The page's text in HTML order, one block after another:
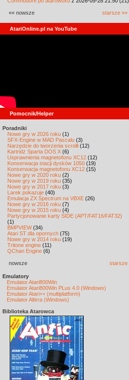
«« nowsze starsze »»
AtariOnline.pl na YouTube
Pomocnik/Helper
Poradniki
Nowe gry w 2026 roku (1)
SFX-Engine w MAD Pascalu (3)
Narzędzie do tworzenia scrolli (12)
Kartridż Sparta DOS X (6)
Usprawnienia magnetofonu XC12 (12)
Konserwacja stacji dysków 1050 (19)
Konserwacja magnetofonu XC12 (15)
Nowe gry w 2020 roku (2)
Nowe gry w 2019 roku (35)
Nowe gry w 2017 roku (3)
Larek pokazuje (40)
Emulacja ZX Spectrum na VBXE (26)
Nowe gry w 2016 roku (7)
Nowe gry w 2015 roku (4)
Partycjonowanie karty SIDE (APT/FAT16/FAT32)
(1)
BMPVIEW(34)
Atari ST dla opornych (75)
Nowe gry w 2014 roku (19)
Tritone engine (11)
QChan Engine (6)
nowsze starsze
Emulatory
Emulator Atari800Win
Emulator Atari800Win PLus 4.0 (Windows)
Emulator Atari++ (multiplatform)
Emulator Altirra (Windows)
Biblioteka Atarowca